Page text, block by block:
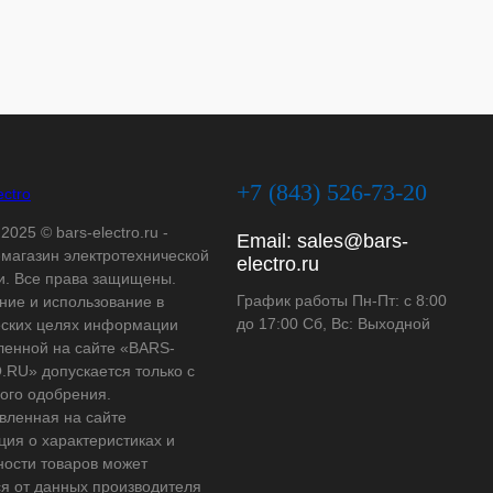
© bars-electro.ru -
электротехнической
Все права защищены.
и использование в
целях информации
на сайте «BARS-
допускается только с
одобрения.
на сайте
о характеристиках и
товаров может
от данных производителя
+7 (843) 526-73-20
Email: sales@bars-
electro.ru
График работы Пн-Пт: с 8:00
до 17:00 Сб, Вс: Выходной